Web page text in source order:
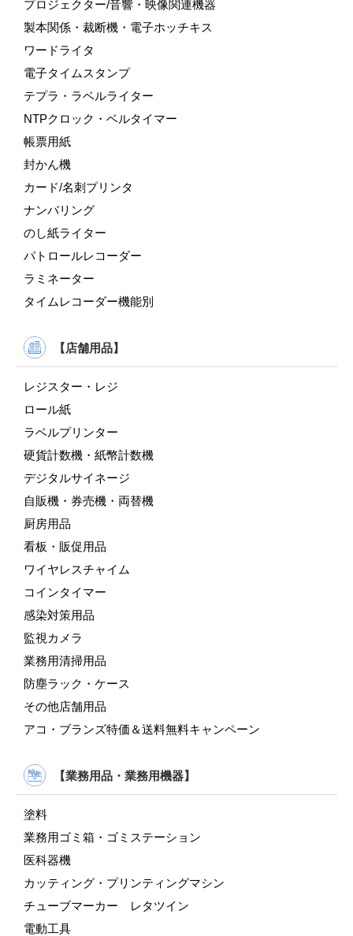
プロジェクター/音響・映像関連機器
製本関係・裁断機・電子ホッチキス
ワードライタ
電子タイムスタンプ
テプラ・ラベルライター
NTPクロック・ベルタイマー
帳票用紙
封かん機
カード/名刺プリンタ
ナンバリング
のし紙ライター
パトロールレコーダー
ラミネーター
タイムレコーダー機能別
【店舗用品】
レジスター・レジ
ロール紙
ラベルプリンター
硬貨計数機・紙幣計数機
デジタルサイネージ
自販機・券売機・両替機
厨房用品
看板・販促用品
ワイヤレスチャイム
コインタイマー
感染対策用品
監視カメラ
業務用清掃用品
防塵ラック・ケース
その他店舗用品
アコ・ブランズ特価＆送料無料キャンペーン
【業務用品・業務用機器】
塗料
業務用ゴミ箱・ゴミステーション
医科器機
カッティング・プリンティングマシン
チューブマーカー レタツイン
電動工具